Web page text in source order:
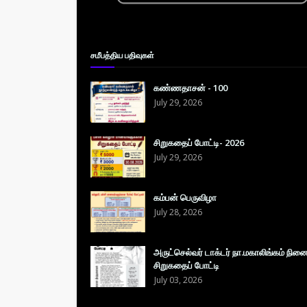
சமீபத்திய பதிவுகள்
கண்ணதாசன் - 100
July 29, 2026
சிறுகதைப் போட்டி- 2026
July 29, 2026
கம்பன் பெருவிழா
July 28, 2026
அருட்செல்வர் டாக்டர் நா.மகாலிங்கம்
சிறுகதைப் போட்டி
July 03, 2026